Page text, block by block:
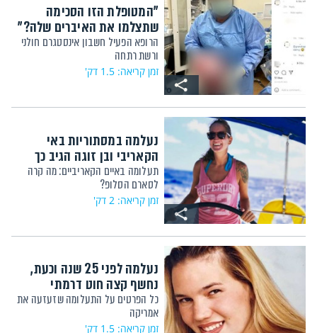
"המטופלת הזו הסכימה
שתצלמו את האיברים שלה?"
הרופא הפעיל חשבון אינסטגרם חולני
ורשת רתחה
זמן קריאה: 1.5 דק'
נעלמה במסתוריות באי
הקאריבי ובן זוגה הגיב כך
תעלומה באיים הקאריביים: מה קרה
לסארם הסלופ?
זמן קריאה: 2 דק'
נעלמה לפני 25 שנה וכעת,
נחשף קצה חוט דרמתי
כל הפרטים על התעלומה שזעזעה את
אמריקה
זמן קריאה: 1.5 דק'